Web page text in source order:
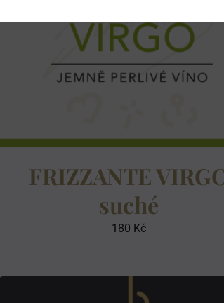
FRIZZANTE
suché
180 Kč